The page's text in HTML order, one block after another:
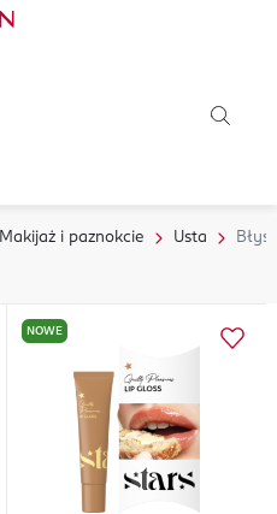
Makijaż i paznokcie Usta
NOWE